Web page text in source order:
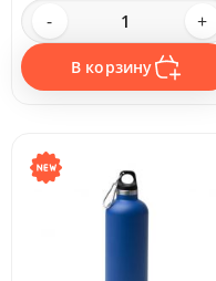
- +
В корзину